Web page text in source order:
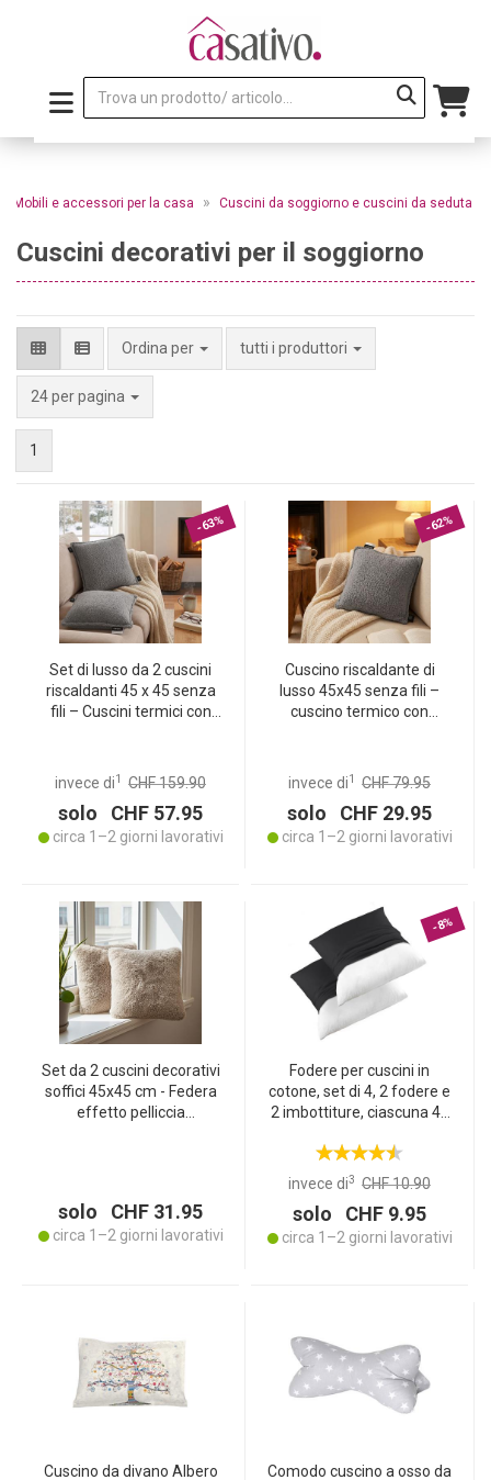
Mobili e accessori per la casa » Cuscini da soggiorno e cuscini da seduta
Cuscini decorativi per il soggiorno
Ordina per tutti i produttori
24 per pagina
1
-63%
Set di lusso da 2 cuscini
riscaldanti 45 x 45 senza
fili – Cuscini termici con
imbottitura – Calore
la vostra casa
invece di1 CHF 159.90
solo CHF 57.95
circa 1–2 giorni lavorativi
-62%
Cuscino riscaldante di
lusso 45x45 senza fili –
cuscino termico con
imbottitura - Calore
la vostra casa
invece di1 CHF 79.95
solo CHF 29.95
circa 1–2 giorni lavorativi
Set da 2 cuscini decorativi
soffici 45x45 cm - Federa
effetto pelliccia
solo CHF 31.95
circa 1–2 giorni lavorativi
-8%
Fodere per cuscini in
cotone, set di 4, 2 fodere e
2 imbottiture, ciascuna 40
invece di3 CHF 10.90
solo CHF 9.95
circa 1–2 giorni lavorativi
Cuscino da divano Albero
Comodo cuscino a osso da